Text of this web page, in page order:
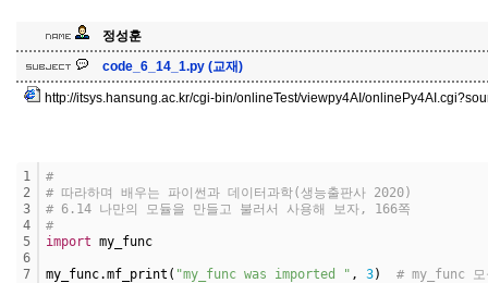
정성훈
code_6_14_1.py (교재)
http://itsys.hansung.ac.kr/cgi-bin/onlineTest/viewpy4AI/
1
2
3
4
5
6
7
#
# 따라하며 배우는 파이썬과 데이터과학(생능출판사 2020)
# 6.14 나만의 모듈을 만들고 불러서 사용해 보자, 166쪽
#
import my_func
my_func.mf_print( "my_func was imported " , 3) # my_func